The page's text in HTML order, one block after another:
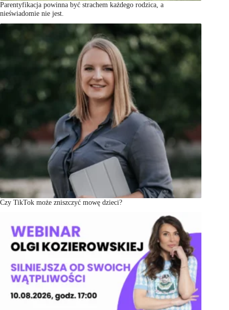
Parentyfikacja powinna być strachem każdego rodzica, a
nieświadomie nie jest.
Czy TikTok może zniszczyć mowę dzieci?